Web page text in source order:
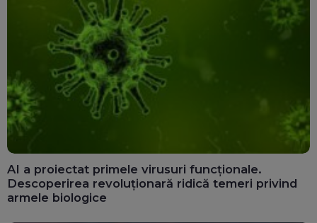
AI a proiectat primele virusuri funcționale.
Descoperirea revoluționară ridică temeri privind
armele biologice